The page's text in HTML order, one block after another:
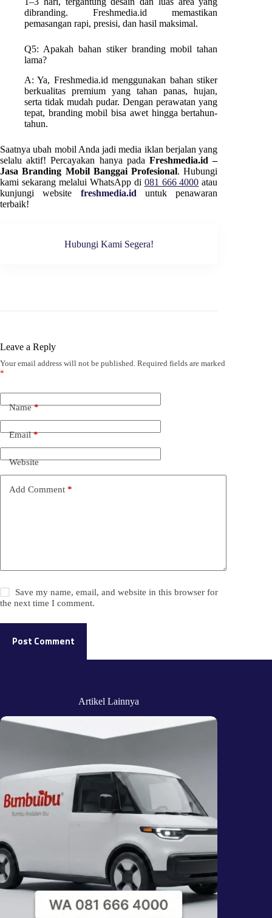
dibranding. Freshmedia.id memastikan
pemasangan rapi, presisi, dan hasil maksimal.
Q5: Apakah bahan stiker branding mobil tahan
lama?
A: Ya, Freshmedia.id menggunakan bahan stiker
berkualitas premium yang tahan panas, hujan,
serta tidak mudah pudar. Dengan perawatan yang
tepat, branding mobil bisa awet hingga bertahun-
tahun.
Saatnya ubah mobil Anda jadi media iklan berjalan yang
selalu aktif! Percayakan hanya padaFreshmedia.id –
Jasa Branding Mobil Banggai Profesional. Hubungi
kami sekarang melalui WhatsApp di 081 666 4000 atau
kunjungi website freshmedia.id untuk penawaran
terbaik!
Hubungi Kami Segera!
Leave a Reply
Your email address will not be published. Required fields are marked
*
Name*
Email*
Website
Add Comment *
Save my name, email, and website in this browser for
the next time I comment.
Post Comment
Artikel Lainnya